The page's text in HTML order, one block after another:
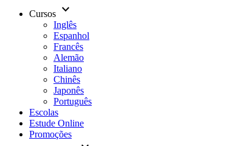
Cursos keyboard_arrow_down
Inglês
Espanhol
Francês
Alemão
Italiano
Chinês
Japonês
Português
Escolas
Estude Online
Promoções